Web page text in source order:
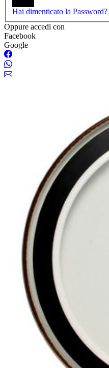
Hai dimenticato la Password?
Oppure accedi con
Facebook
Google